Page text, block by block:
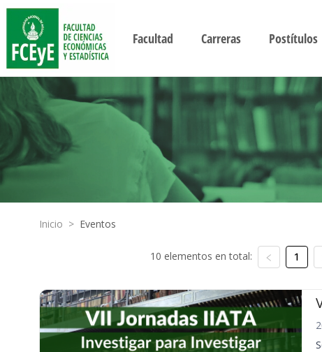
Facultad Carreras Postítulos
Inicio > Eventos
10 elementos en total: 1